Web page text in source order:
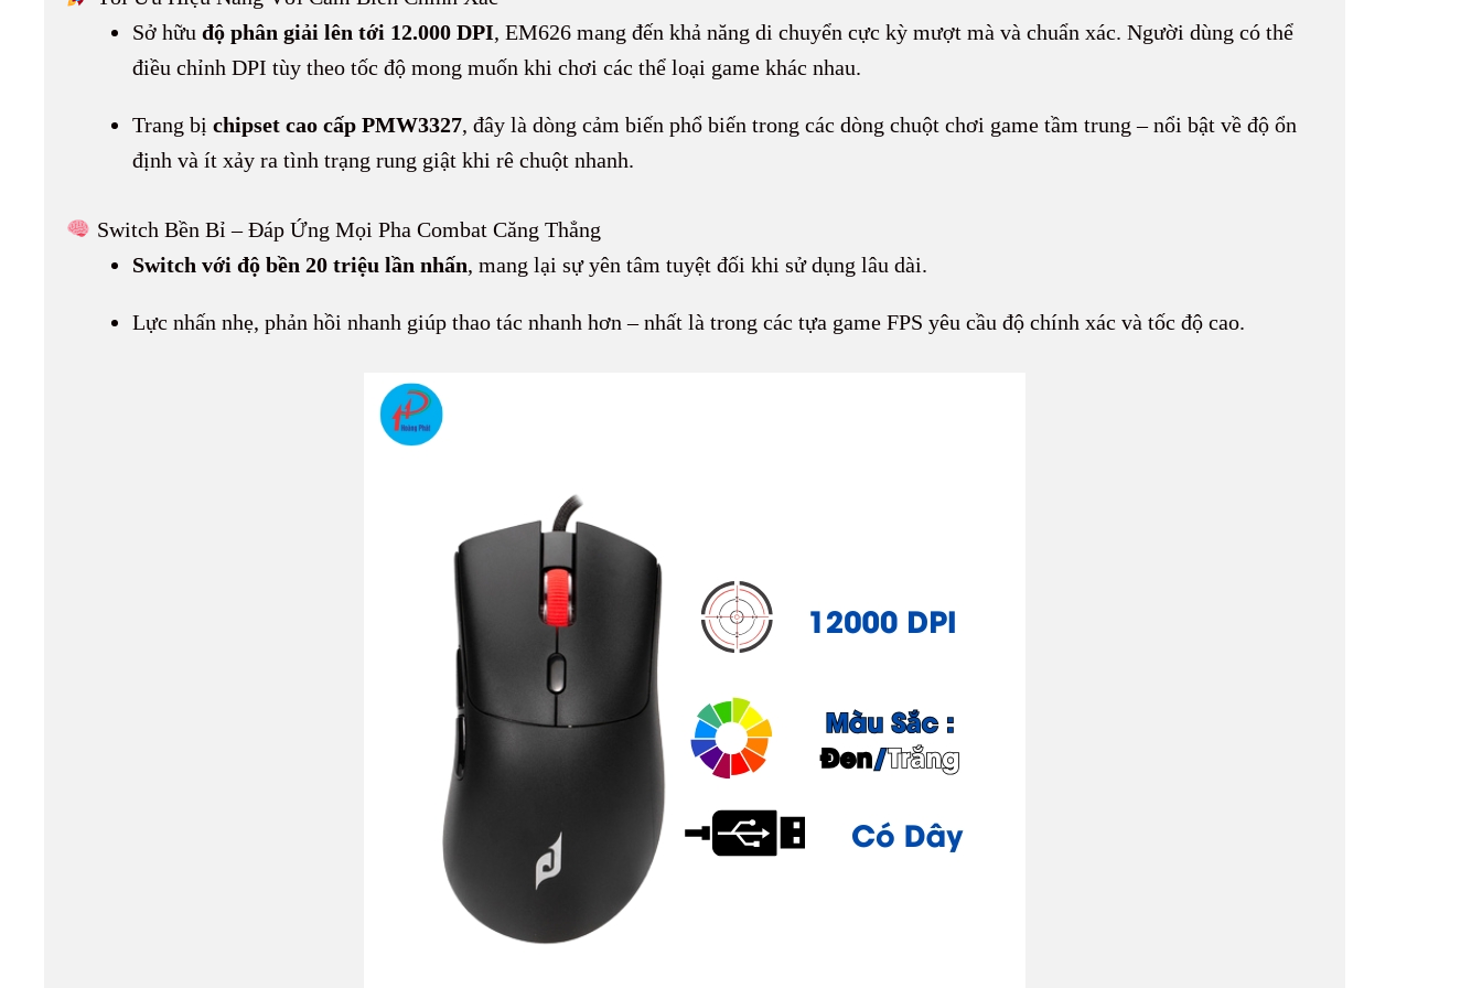
Sở hữu độ phân giải lên tới 12.000 DPI, EM626 mang đến khả năng di chuyển cực kỳ mượt mà và chuẩn xác. Người dùng có thể
điều chỉnh DPI tùy theo tốc độ mong muốn khi chơi các thể loại game khác nhau.
Trang bị chipset cao cấp PMW3327, đây là dòng cảm biến phổ biến trong các dòng chuột chơi game tầm trung – nổi bật về độ ổn
định và ít xảy ra tình trạng rung giật khi rê chuột nhanh.
Switch Bền Bỉ – Đáp Ứng Mọi Pha Combat Căng Thẳng
Switch với độ bền 20 triệu lần nhấn, mang lại sự yên tâm tuyệt đối khi sử dụng lâu dài.
Lực nhấn nhẹ, phản hồi nhanh giúp thao tác nhanh hơn – nhất là trong các tựa game FPS yêu cầu độ chính xác và tốc độ cao.